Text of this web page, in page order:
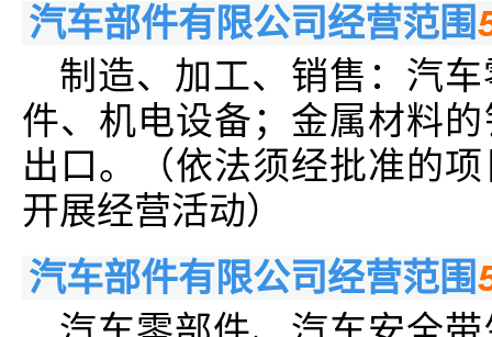
汽车部件有限公司经营范围
制造、加工、销售：汽
件、机电设备；金属材料
出口。（依法须经批准的
开展经营活动）
汽车部件有限公司经营范围